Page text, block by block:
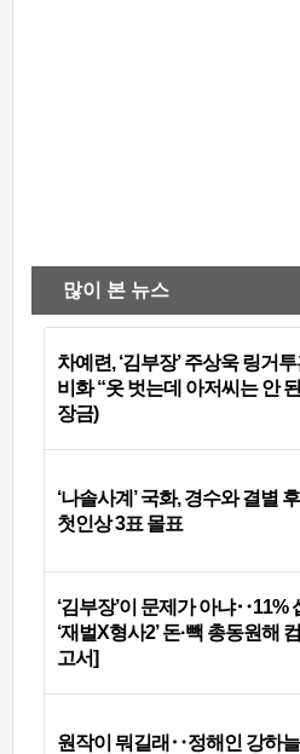
많이 본 뉴스
차예련, ‘김부장’ 주상욱 링거
비화 “옷 벗는데 아저씨는 안
장금)
‘나솔사계’ 국화, 경수와 결별
첫인상 3표 몰표
‘김부장’이 문제가 아냐‥11%
‘재벌X형사2’ 돈·빽 총동원해
고서]
원작이 뭐길래‥정해인 강하